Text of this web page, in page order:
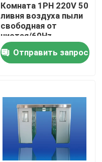
Комната 1PH 220V 50
ливня воздуха пыли
свободная от
чистая/60Hz
Отправить запрос